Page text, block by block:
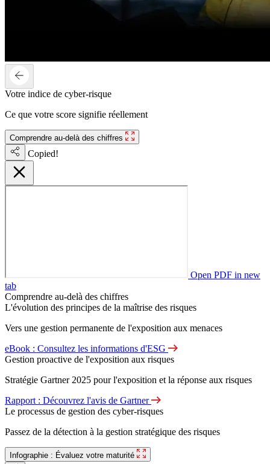
Votre indice de cyber-risque
Ce que votre score signifie réellement
Comprendre au-delà des chiffres
Copied!
Open PDF in new
tab
Comprendre au-delà des chiffres
L'évolution des principes de la maîtrise des risques
Vers une gestion permanente de l'exposition aux menaces
eBook : Consultez les informations d'ESG
Gestion proactive de l'exposition aux risques
Stratégie Gartner 2025 pour l'exposition et la réponse aux risques
Rapport : Découvrez l'avis de Gartner
Le processus de gestion des cyber-risques
Passez de la détection à la gestion stratégique des risques
Infographie : Évaluez votre maturité